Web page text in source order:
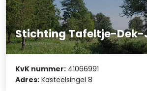
Stichting Tafeltje-Dek-
KvK nummer: 41066991
Adres: Kasteelsingel 8